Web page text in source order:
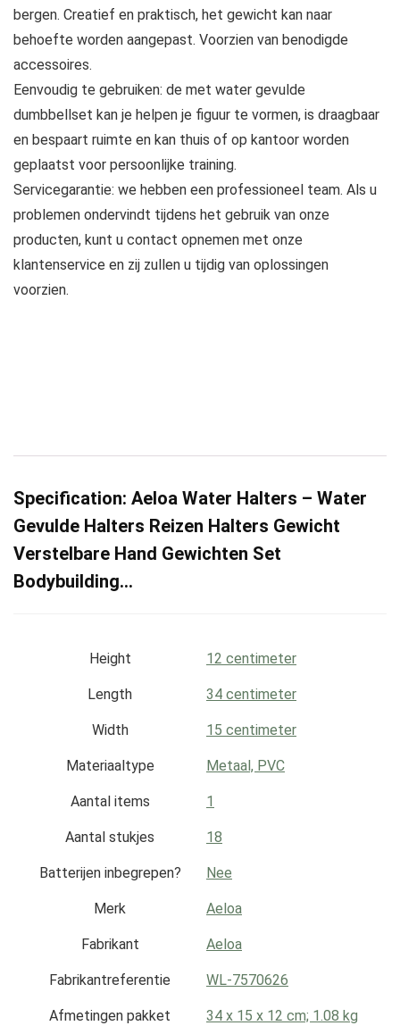
bergen. Creatief en praktisch, het gewicht kan naar
behoefte worden aangepast. Voorzien van benodigde
accessoires.
Eenvoudig te gebruiken: de met water gevulde
dumbbellset kan je helpen je figuur te vormen, is draagbaar
en bespaart ruimte en kan thuis of op kantoor worden
geplaatst voor persoonlijke training.
Servicegarantie: we hebben een professioneel team. Als u
problemen ondervindt tijdens het gebruik van onze
producten, kunt u contact opnemen met onze
klantenservice en zij zullen u tijdig van oplossingen
voorzien.
Specification: Aeloa Water Halters – Water
Gevulde Halters Reizen Halters Gewicht
Verstelbare Hand Gewichten Set
Bodybuilding…
Height ‎12 centimeter
Length ‎34 centimeter
Width ‎15 centimeter
Materiaaltype ‎Metaal, PVC
Aantal items ‎1
Aantal stukjes ‎18
Batterijen inbegrepen? ‎Nee
Merk ‎Aeloa
Fabrikant ‎Aeloa
Fabrikantreferentie ‎WL-7570626
Afmetingen pakket ‎34 x 15 x 12 cm; 1.08 kg